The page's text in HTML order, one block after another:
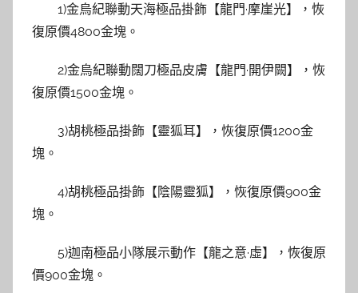
1)金烏紀聯動天海極品掛飾【龍門·摩崖光】，恢
復原價4800金塊。
2)金烏紀聯動闊刀極品皮膚【龍門·開伊闕】，恢
復原價1500金塊。
3)胡桃極品掛飾【靈狐耳】，恢復原價1200金
塊。
4)胡桃極品掛飾【陰陽靈狐】，恢復原價900金
塊。
5)迦南極品小隊展示動作【龍之意·虛】，恢復原
價900金塊。